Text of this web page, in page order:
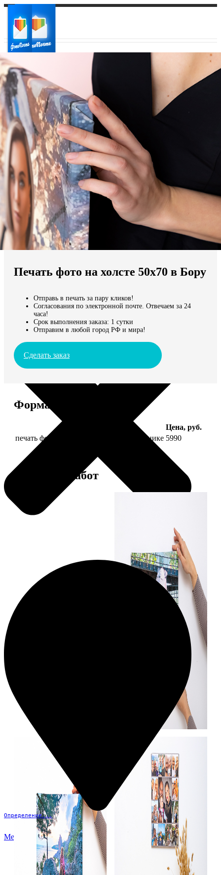
Ваш город:
Ваш регион доставки
Выберите из списка:
Мы доставляем по всему миру
Продолжить без города
Определение...
Меню
Печать фото на холсте 50х70 в Бору
Отправь в печать за пару кликов!
Согласования по электронной почте. Отвечаем за 24
часа!
Срок выполнения заказа: 1 сутки
Отправим в любой город РФ и мира!
Сделать заказ
Форматы и цены
Цена, руб.
печать фото на холсте 50х70 на подрамнике 5990
Примеры работ